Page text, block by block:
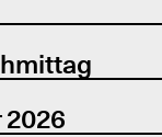
2026